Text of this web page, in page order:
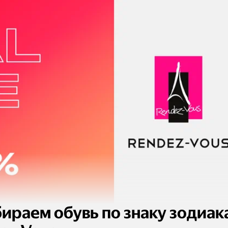
обувь по знаку